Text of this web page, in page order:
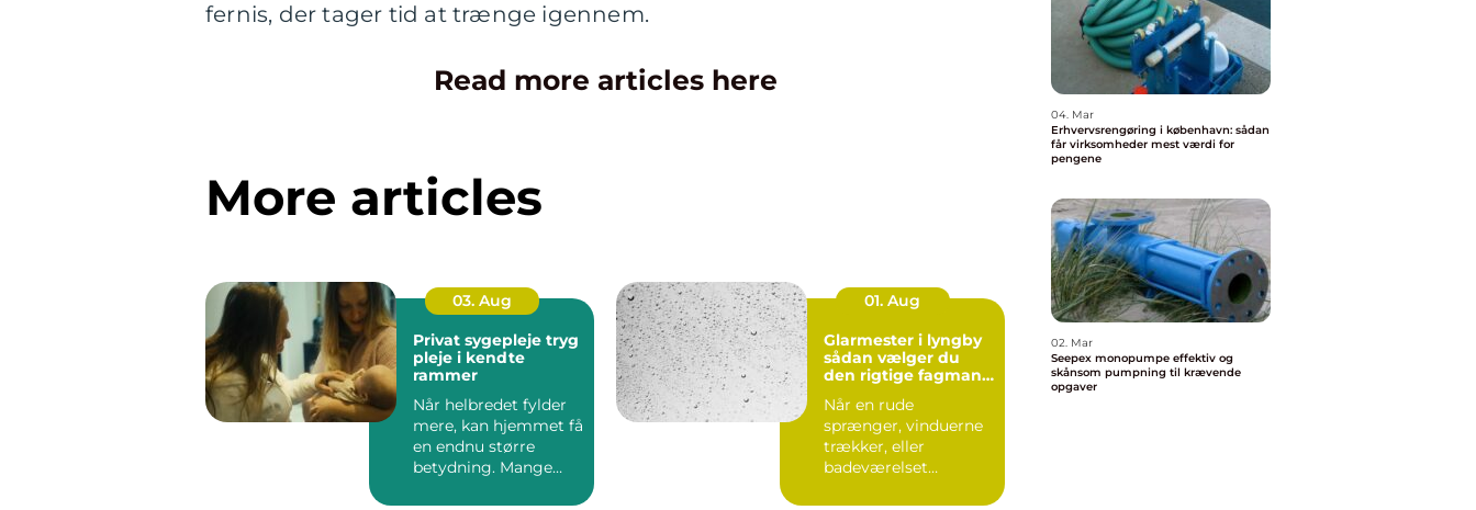
fernis, der tager tid at trænge igennem.
Read more articles here
More articles
03. Aug
Privat sygepleje tryg
pleje i kendte
rammer
Når helbredet fylder
mere, kan hjemmet få
en endnu større
betydning. Mange
01. Aug
Glarmester i lyngby
sådan vælger du
den rigtige fagmand
Når en rude
sprænger, vinduerne
trækker, eller
badeværelset
04. Mar
Erhvervsrengøring i københavn: sådan
får virksomheder mest værdi for
pengene
02. Mar
Seepex monopumpe effektiv og
skånsom pumpning til krævende
opgaver